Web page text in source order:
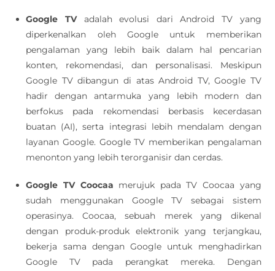
Google TVadalah evolusi dari Android TV yang
diperkenalkan oleh Google untuk memberikan
pengalaman yang lebih baik dalam hal pencarian
konten, rekomendasi, dan personalisasi. Meskipun
Google TV dibangun di atas Android TV, Google TV
hadir dengan antarmuka yang lebih modern dan
berfokus pada rekomendasi berbasis kecerdasan
buatan (AI), serta integrasi lebih mendalam dengan
layanan Google. Google TV memberikan pengalaman
menonton yang lebih terorganisir dan cerdas.
Google TV Coocaa merujuk pada TV Coocaa yang
sudah menggunakan Google TV sebagai sistem
operasinya. Coocaa, sebuah merek yang dikenal
dengan produk-produk elektronik yang terjangkau,
bekerja sama dengan Google untuk menghadirkan
Google TV pada perangkat mereka. Dengan